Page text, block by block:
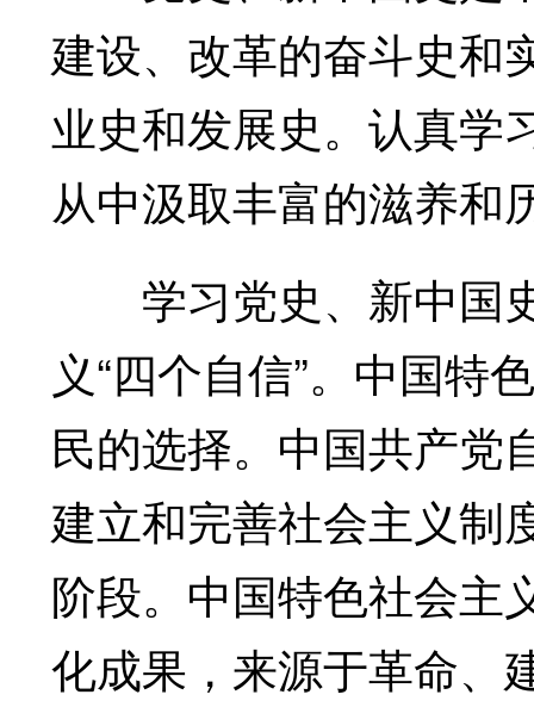
建设、改革的奋斗史和
业史和发展史。认真学
从中汲取丰富的滋养和
学习党史、新中国
义“四个自信”。中国特
民的选择。中国共产党
建立和完善社会主义制
阶段。中国特色社会主
化成果，来源于革命、